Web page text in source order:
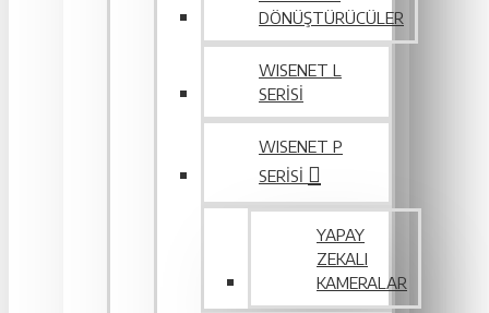
DÖNÜŞTÜRÜCÜLER
WISENET L
SERİSİ
WISENET P
SERISI
YAPAY
ZEKALI
KAMERALAR